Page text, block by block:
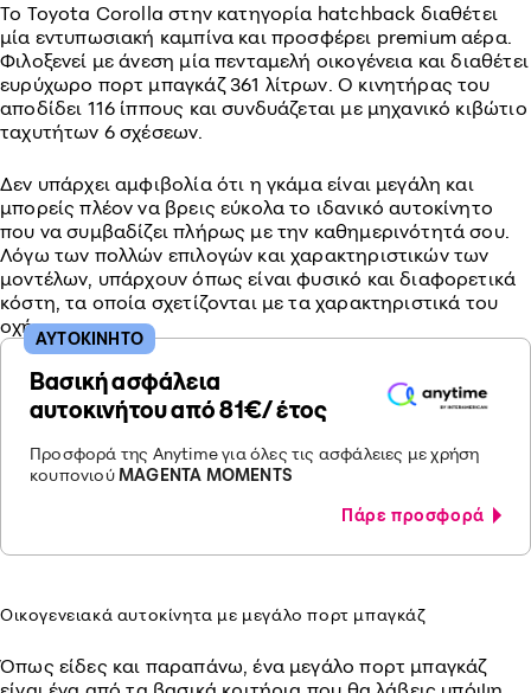
Το Toyota Corolla στην κατηγορία hatchback διαθέτει
μία εντυπωσιακή καμπίνα και προσφέρει premium αέρα.
Φιλοξενεί με άνεση μία πενταμελή οικογένεια και διαθέτει
ευρύχωρο πορτ μπαγκάζ 361 λίτρων. Ο κινητήρας του
αποδίδει 116 ίππους και συνδυάζεται με μηχανικό κιβώτιο
ταχυτήτων 6 σχέσεων.
Δεν υπάρχει αμφιβολία ότι η γκάμα είναι μεγάλη και
μπορείς πλέον να βρεις εύκολα το ιδανικό αυτοκίνητο
που να συμβαδίζει πλήρως με την καθημερινότητά σου.
Λόγω των πολλών επιλογών και χαρακτηριστικών των
μοντέλων, υπάρχουν όπως είναι φυσικό και διαφορετικά
κόστη, τα οποία σχετίζονται με τα χαρακτηριστικά του
οχήματος.
Βασική ασφάλεια
αυτοκινήτου από 81€/ έτος
Προσφορά της Anytime για όλες τις ασφάλειες με χρήση
κουπονιού MAGENTA MOMENTS
Πάρε προσφορά
ΑΥΤΟΚΙΝΗΤΟ
Οικογενειακά αυτοκίνητα με μεγάλο πορτ μπαγκάζ
Όπως είδες και παραπάνω, ένα μεγάλο πορτ μπαγκάζ